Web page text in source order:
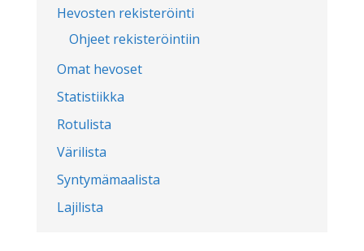
Hevosten rekisteröinti
Ohjeet rekisteröintiin
Omat hevoset
Statistiikka
Rotulista
Värilista
Syntymämaalista
Lajilista